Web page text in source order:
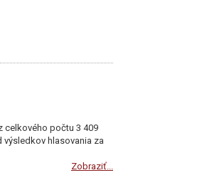
celkového počtu 3 409
výsledkov hlasovania za
Zobraziť...